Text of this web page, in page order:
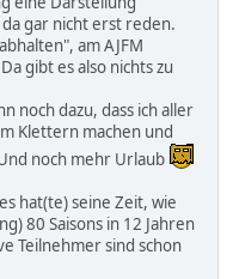
gar nicht erst reden.
am AJFM
gibt es also nichts zu
noch dazu, dass ich aller
Klettern machen und
noch mehr Urlaub
hat(te) seine Zeit, wie
80 Saisons in 12 Jahren
Teilnehmer sind schon